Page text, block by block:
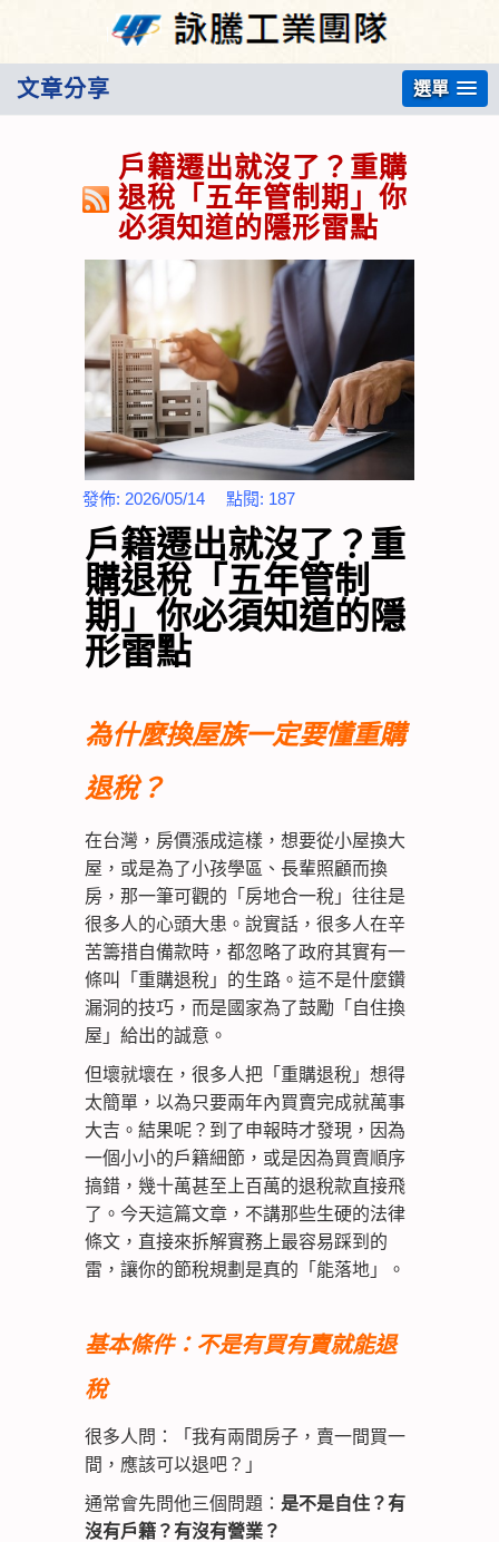
文章分享 選單
戶籍遷出就沒了？重購
退稅「五年管制期」你
必須知道的隱形雷點
發佈: 2026/05/14 點閱: 187
戶籍遷出就沒了？重
購退稅「五年管制
期」你必須知道的隱
形雷點
為什麼換屋族一定要懂重購
退稅？
在台灣，房價漲成這樣，想要從小屋換大
屋，或是為了小孩學區、長輩照顧而換
房，那一筆可觀的「房地合一稅」往往是
很多人的心頭大患。說實話，很多人在辛
苦籌措自備款時，都忽略了政府其實有一
條叫「重購退稅」的生路。這不是什麼鑽
漏洞的技巧，而是國家為了鼓勵「自住換
屋」給出的誠意。
但壞就壞在，很多人把「重購退稅」想得
太簡單，以為只要兩年內買賣完成就萬事
大吉。結果呢？到了申報時才發現，因為
一個小小的戶籍細節，或是因為買賣順序
搞錯，幾十萬甚至上百萬的退稅款直接飛
了。今天這篇文章，不講那些生硬的法律
條文，直接來拆解實務上最容易踩到的
雷，讓你的節稅規劃是真的「能落地」。
基本條件：不是有買有賣就能退
稅
很多人問：「我有兩間房子，賣一間買一
間，應該可以退吧？」
通常會先問他三個問題： 是不是自住？有
沒有戶籍？有沒有營業？